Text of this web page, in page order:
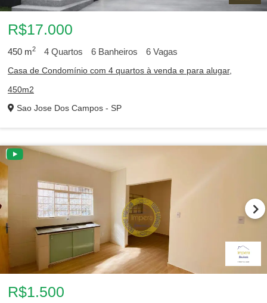
R$17.000
450 m2 4 Quartos 6 Banheiros 6 Vagas
Casa de Condomínio com 4 quartos à venda e para alugar,
450m2
Sao Jose Dos Campos - SP
R$1.500